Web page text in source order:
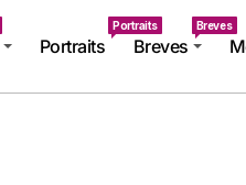
Portraits
Portraits
Breves
Breves